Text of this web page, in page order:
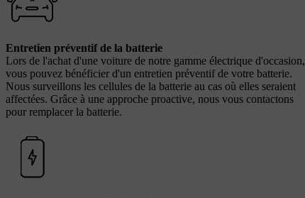
Entretien préventif de la batterie
Lors de l'achat d'une voiture de notre gamme électrique d'occasion,
vous pouvez bénéficier d'un entretien préventif de votre batterie.
Nous surveillons les cellules de la batterie au cas où elles seraient
affectées. Grâce à une approche proactive, nous vous contactons
pour remplacer la batterie.